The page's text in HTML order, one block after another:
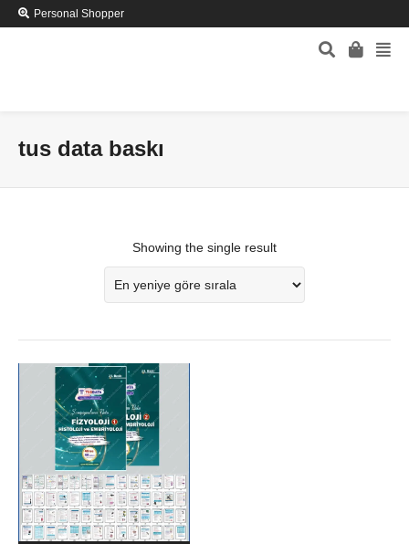
Personal Shopper
tus data baskı
Showing the single result